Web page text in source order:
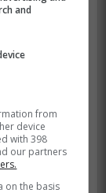
sur
»
and
from
device
with 398
our partners
on the basis